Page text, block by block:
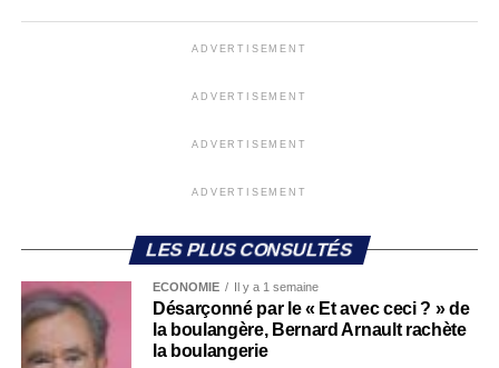
ADVERTISEMENT
ADVERTISEMENT
ADVERTISEMENT
ADVERTISEMENT
LES PLUS CONSULTÉS
ECONOMIE Il y a 1 semaine
Désarçonné par le « Et avec ceci ? » de
la boulangère, Bernard Arnault rachète
la boulangerie